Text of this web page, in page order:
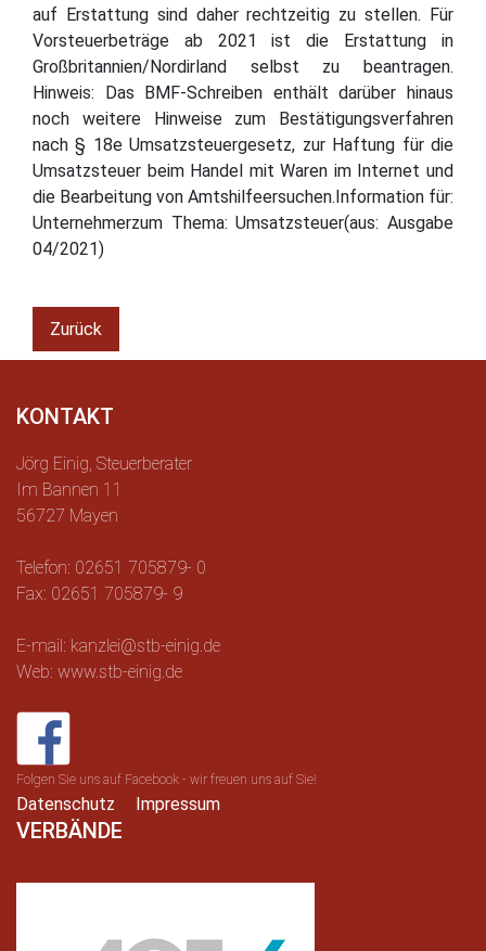
auf Erstattung sind daher rechtzeitig zu stellen. Für
Vorsteuerbeträge ab 2021 ist die Erstattung in
Großbritannien/Nordirland selbst zu beantragen.
Hinweis: Das BMF-Schreiben enthält darüber hinaus
noch weitere Hinweise zum Bestätigungsverfahren
nach § 18e Umsatzsteuergesetz, zur Haftung für die
Umsatzsteuer beim Handel mit Waren im Internet und
die Bearbeitung von Amtshilfeersuchen.Information für:
Unternehmerzum Thema: Umsatzsteuer(aus: Ausgabe
04/2021)
Zurück
KONTAKT
Jörg Einig, Steuerberater
Im Bannen 11
56727 Mayen
Telefon: 02651 705879- 0
Fax: 02651 705879- 9
E-mail: kanzlei@stb-einig.de
Web: www.stb-einig.de
Folgen Sie uns auf Facebook - wir freuen uns auf Sie!
Datenschutz Impressum
VERBÄNDE